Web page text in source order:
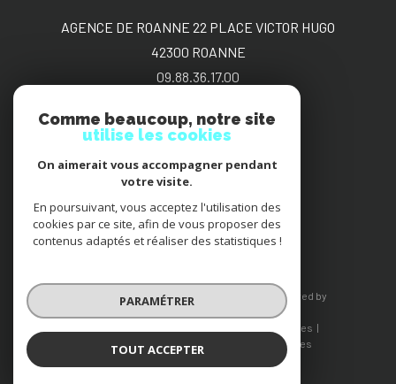
AGENCE DE ROANNE 22 PLACE VICTOR HUGO
42300
ROANNE
09.88.36.17.00
Adhérents
© 2026 | Tous droits réservés | Traduction powered by
Mentions légales
Admin
Nos liens Politique RGPD Cookies
Comme beaucoup, notre site
utilise les cookies
On aimerait vous accompagner pendant
votre visite.
En poursuivant, vous acceptez l'utilisation des
cookies par ce site, afin de vous proposer des
contenus adaptés et réaliser des statistiques !
PARAMÉTRER
TOUT ACCEPTER